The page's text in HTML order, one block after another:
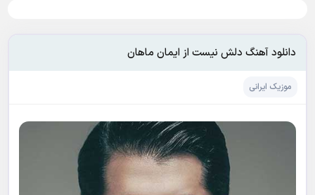
دانلود آهنگ دلش نیست از ایمان ماهان
موزیک ایرانی